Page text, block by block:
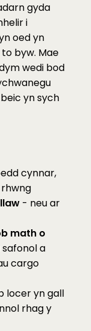
gyda
i
oed yn
byw. Mae
wedi bod
yn sych
cynnar,
- neu ar
math o
a
cargo
locer yn gall
rhag y